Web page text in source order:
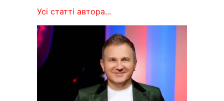
Усі статті автора...